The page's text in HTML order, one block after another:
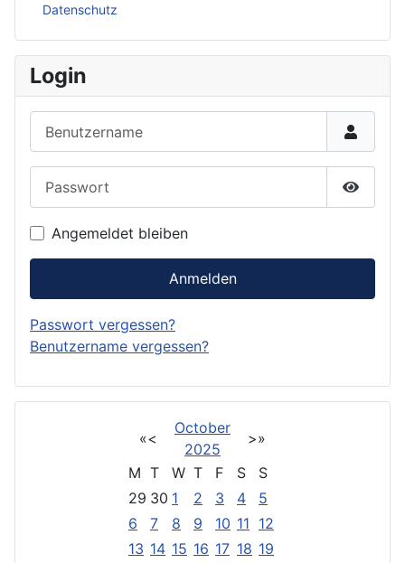
Datenschutz
Login
Angemeldet bleiben
Anmelden
Passwort vergessen?
Benutzername vergessen?
«<
October
2025
>»
M T W T F S
S
29 30 1 2 3 4
5
6
7 8 9 10 11 12
13 14 15 16 17 18 19